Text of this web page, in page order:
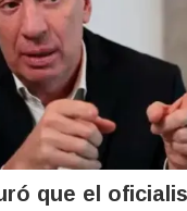
que el